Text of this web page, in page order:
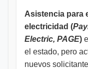
Asistencia para
electricidad (
Electric, PAGE)
el estado, pero
nuevos